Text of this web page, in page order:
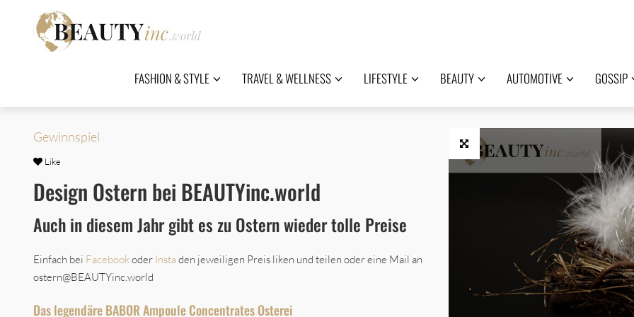
FASHION & STYLE TRAVEL & WELLNESS LIFESTYLE BEAUTY AUTOMOTIVE GOSSIP
Gewinnspiel
Like
Design Ostern bei BEAUTYinc.world
Auch in diesem Jahr gibt es zu Ostern wieder tolle Preise
Einfach bei Facebookoder Instaden jeweiligen Preis liken und teilen oder eine Mail an
ostern@BEAUTYinc.world
Das legendäre BABOR Ampoule Concentrates Osterei